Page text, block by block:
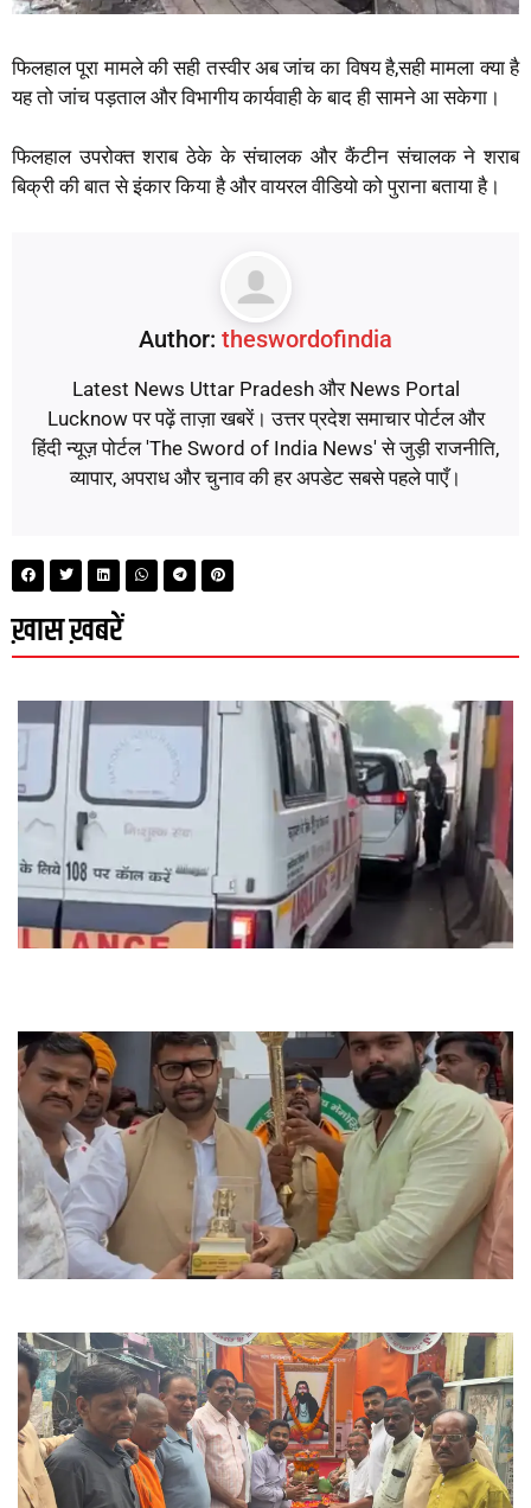
फिलहाल पूरा मामले की सही तस्वीर अब जांच का विषय है,सही मामला क्या है
यह तो जांच पड़ताल और विभागीय कार्यवाही के बाद ही सामने आ सकेगा।
फिलहाल उपरोक्त शराब ठेके के संचालक और कैंटीन संचालक ने शराब
बिक्री की बात से इंकार किया है और वायरल वीडियो को पुराना बताया है।
Author: theswordofindia
Latest News Uttar Pradesh और News Portal
Lucknow पर पढ़ें ताज़ा खबरें। उत्तर प्रदेश समाचार पोर्टल और
हिंदी न्यूज़ पोर्टल 'The Sword of India News' से जुड़ी राजनीति,
व्यापार, अपराध और चुनाव की हर अपडेट सबसे पहले पाएँ।
ख़ास ख़बरें